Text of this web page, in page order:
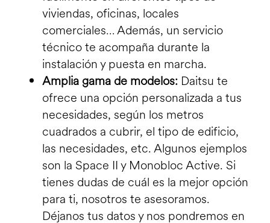
viviendas, oficinas, locales
comerciales… Además, un servicio
técnico te acompaña durante la
instalación y puesta en marcha.
Amplia gama de modelos: Daitsu te
ofrece una opción personalizada a tus
necesidades, según los metros
cuadrados a cubrir, el tipo de edificio,
las necesidades, etc. Algunos ejemplos
son la Space II y Monobloc Active. Si
tienes dudas de cuál es la mejor opción
para ti, nosotros te asesoramos.
Déjanos tus datos y nos pondremos en